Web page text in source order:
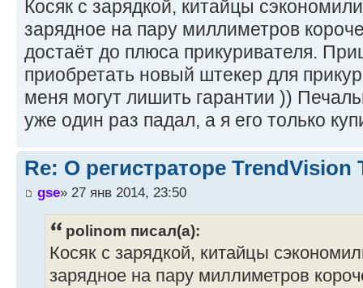
Косяк с зарядкой, китайцы
зарядное на пару миллиметров
достаёт до плюса прикуривателя.
приобретать новый штекер для
меня могут лишить гарантии ))
уже один раз падал, а я его только
Re: О регистраторе TrendVision
gse» 27 янв 2014, 23:50
polinom писал(а):
Косяк с зарядкой, китайцы
зарядное на пару миллиметров